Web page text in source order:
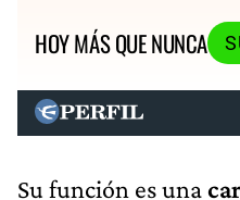
HOY MÁS QUE NUNCA
Su función es una